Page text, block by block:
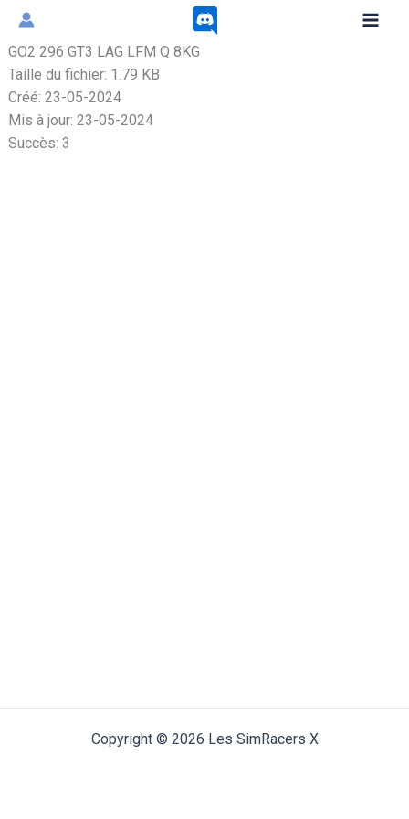
Aller
contenu
GO2 296 GT3 LAG LFM Q 8KG
Taille du fichier: 1.79 KB
Créé: 23-05-2024
Mis à jour: 23-05-2024
Succès: 3
Copyright © 2026 Les SimRacers X